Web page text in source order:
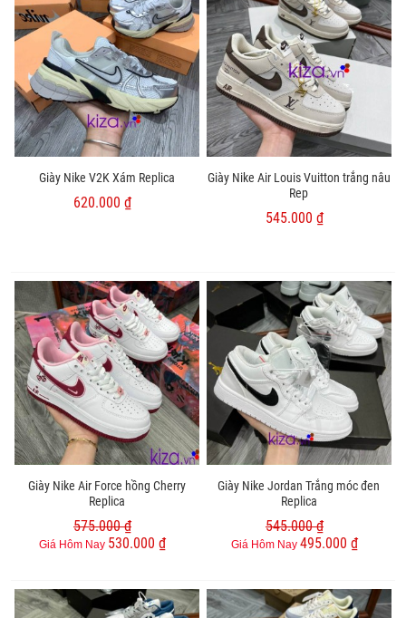
Giày Nike V2K Xám Replica
620.000 ₫
Giày Nike Air Louis Vuitton trắng nâu
Rep
545.000 ₫
Giày Nike Air Force hồng Cherry
Replica
575.000 ₫
Giá Hôm Nay 530.000 ₫
Giày Nike Jordan Trắng móc đen
Replica
545.000 ₫
Giá Hôm Nay 495.000 ₫